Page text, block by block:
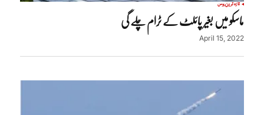
تازہ ترینروس
ماسکو میں بغیر پائلٹ کے ٹرام چلے گی
April 15, 2022